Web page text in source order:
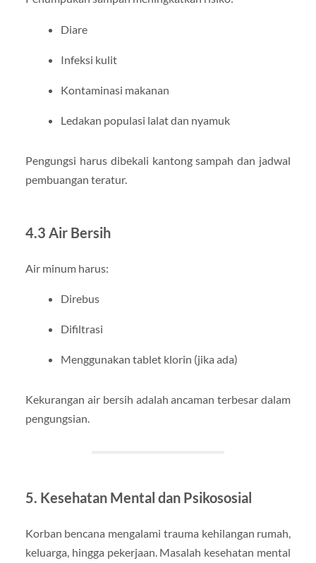
Diare
Infeksi kulit
Kontaminasi makanan
Ledakan populasi lalat dan nyamuk
Pengungsi harus dibekali kantong sampah dan jadwal
pembuangan teratur.
4.3 Air Bersih
Air minum harus:
Direbus
Difiltrasi
Menggunakan tablet klorin (jika ada)
Kekurangan air bersih adalah ancaman terbesar dalam
pengungsian.
5. Kesehatan Mental dan Psikososial
Korban bencana mengalami trauma kehilangan rumah,
keluarga, hingga pekerjaan. Masalah kesehatan mental